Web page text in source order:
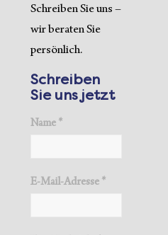
Schreiben Sie uns –
wir beraten Sie
persönlich.
Schreiben
Sie uns jetzt
Name *
E-Mail-Adresse *